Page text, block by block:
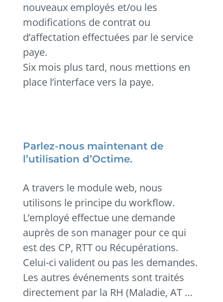
nouveaux employés et/ou les
modifications de contrat ou
d’affectation effectuées par le service
paye.
Six mois plus tard, nous mettions en
place l’interface vers la paye.
Parlez-nous maintenant de
l’utilisation d’Octime.
A travers le module web, nous
utilisons le principe du workflow.
L’employé effectue une demande
auprès de son manager pour ce qui
est des CP, RTT ou Récupérations.
Celui-ci valident ou pas les demandes.
Les autres événements sont traités
directement par la RH (Maladie, AT …